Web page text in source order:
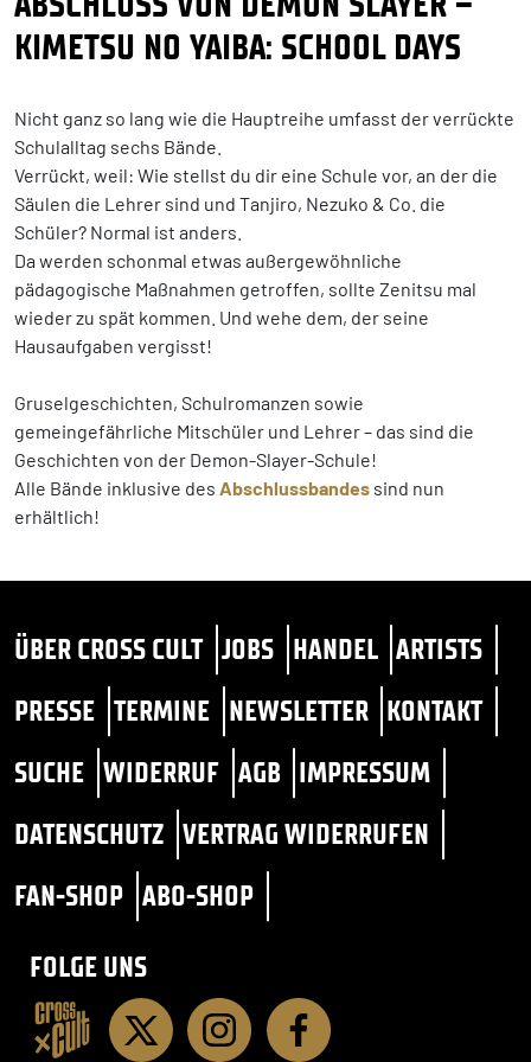
KIMETSU NO YAIBA: SCHOOL DAYS
Nicht ganz so lang wie die Hauptreihe umfasst der verrückte
Schulalltag sechs Bände.
Verrückt, weil: Wie stellst du dir eine Schule vor, an der die
Säulen die Lehrer sind und Tanjiro, Nezuko & Co. die
Schüler? Normal ist anders.
Da werden schonmal etwas außergewöhnliche
pädagogische Maßnahmen getroffen, sollte Zenitsu mal
wieder zu spät kommen. Und wehe dem, der seine
Hausaufgaben vergisst!
Gruselgeschichten, Schulromanzen sowie
gemeingefährliche Mitschüler und Lehrer – das sind die
Geschichten von der Demon-Slayer-Schule!
Alle Bände inklusive des Abschlussbandes sind nun
erhältlich!
ÜBER CROSS CULT JOBS HANDEL ARTISTS
PRESSE TERMINE NEWSLETTER KONTAKT
SUCHE WIDERRUF AGB IMPRESSUM
DATENSCHUTZ VERTRAG WIDERRUFEN
FAN-SHOP ABO-SHOP
FOLGE UNS